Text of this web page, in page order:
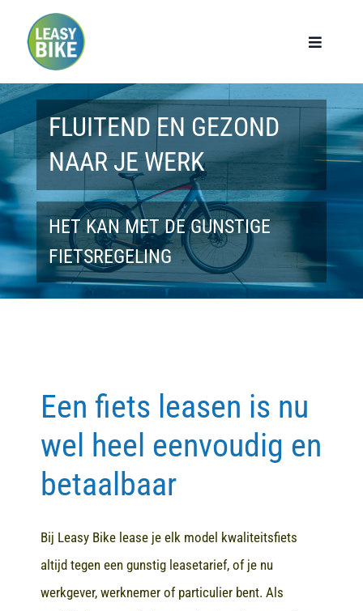
Toggle
Home
Werknemers
Werkgevers
Privé lease
Modellen
Contact
FLUITEND EN GEZOND
NAAR JE WERK
HET KAN MET DE GUNSTIGE
FIETSREGELING
Een fiets leasen is nu
wel heel eenvoudig en
betaalbaar
Bij Leasy Bike lease je elk model kwaliteitsfiets
altijd tegen een gunstig leasetarief, of je nu
werkgever, werknemer of particulier bent. Als